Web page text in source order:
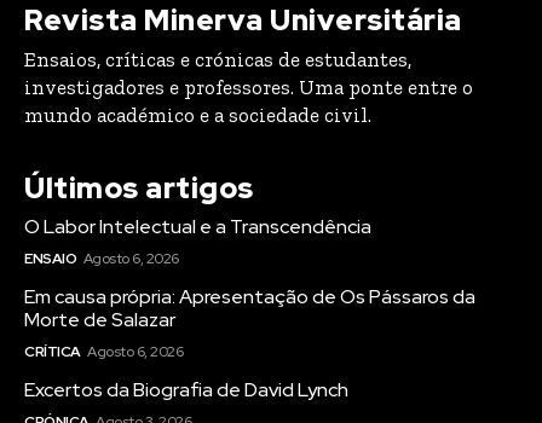
Revista Minerva Universitária
Ensaios, críticas e crónicas de estudantes,
investigadores e professores. Uma ponte entre o
mundo académico e a sociedade civil.
Últimos artigos
O Labor Intelectual e a Transcendência
ENSAIO Agosto 6, 2026
Em causa própria: Apresentação de Os Pássaros da
Morte de Salazar
CRÍTICA Agosto 6, 2026
Excertos da Biografia de David Lynch